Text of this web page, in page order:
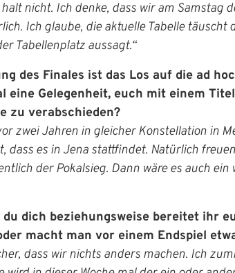
nicht. Ich denke, dass wir am Samstag
Ich glaube, die aktuelle Tabelle täuscht
Tabellenplatz aussagt.“
des Finales ist das Los auf die ad
eine Gelegenheit, euch mit einem
zu verabschieden?
zwei Jahren in gleicher Konstellation in
dass es in Jena stattfindet. Natürlich
der Pokalsieg. Dann wäre es auch
dich beziehungsweise bereitet ihr
macht man vor einem Endspiel
dass wir nichts anders machen. Ich